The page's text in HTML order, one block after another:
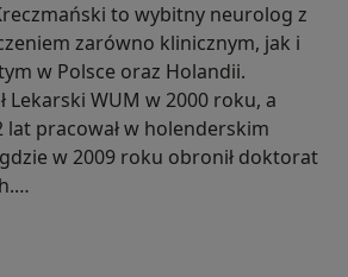
to wybitny neurolog z
zarówno klinicznym, jak i
w Polsce oraz Holandii.
Lekarski WUM w 2000 roku, a
lat pracował w holenderskim
w 2009 roku obronił doktorat